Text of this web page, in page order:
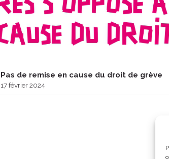
Pas de remise en cause du droit de grève
17 février 2024